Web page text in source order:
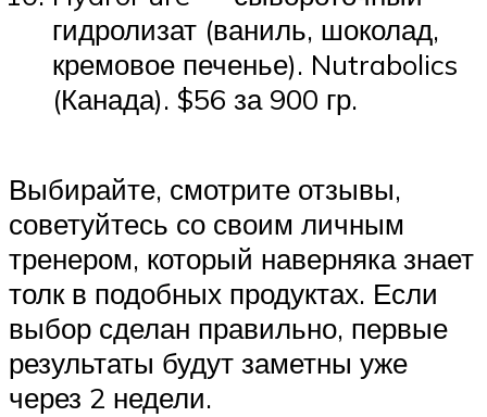
гидролизат (ваниль, шоколад,
кремовое печенье). Nutrabolics
(Канада). $56 за 900 гр.
Выбирайте, смотрите отзывы,
советуйтесь со своим личным
тренером, который наверняка знает
толк в подобных продуктах. Если
выбор сделан правильно, первые
результаты будут заметны уже
через 2 недели.